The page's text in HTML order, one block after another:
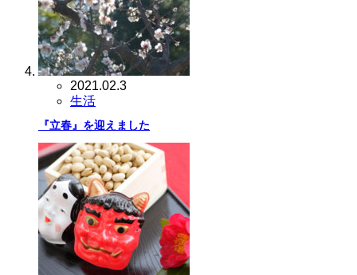
2021.02.3
生活
『立春』を迎えました